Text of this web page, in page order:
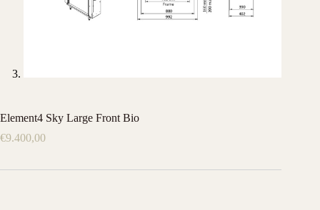
Element4 Sky Large Front Bio
€9.400,00